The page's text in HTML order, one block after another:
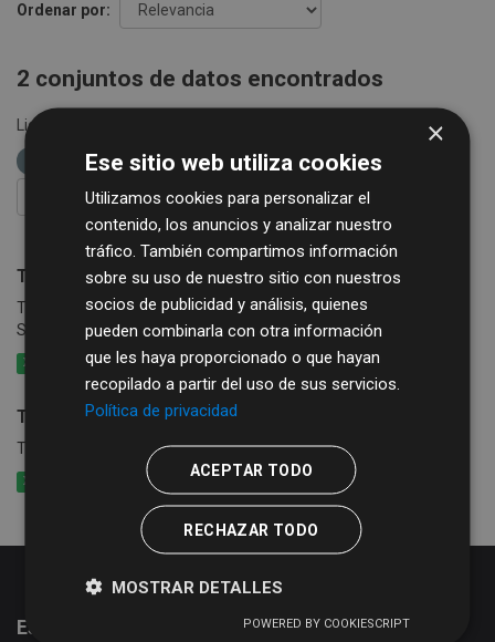
Ordenar por
2 conjuntos de datos encontrados
Licencias:
Tarifas y tipos impositivos
Formatos: CSV
FILTRAR RESULTADOS
Tarifas y tipos IBI Urbana
Tarifas IBI utbana, tipos IBI urbana y BICES de la provincia de
Salamanca
XLSX CSV XLS
Tarifas del impuesto ITVM
Tarifas del impuesto ITVM
XLSX
Estadísticas del portal de datos abiertos
×
Ese sitio web utiliza cookies
Utilizamos cookies para personalizar el
contenido, los anuncios y analizar nuestro
tráfico. También compartimos información
sobre su uso de nuestro sitio con nuestros
socios de publicidad y análisis, quienes
pueden combinarla con otra información
que les haya proporcionado o que hayan
recopilado a partir del uso de sus servicios.
Política de privacidad
ACEPTAR TODO
RECHAZAR TODO
MOSTRAR DETALLES
POWERED BY COOKIESCRIPT